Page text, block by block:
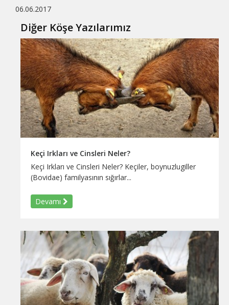
06.06.2017
Diğer Köşe Yazılarımız
Keçi Irkları ve Cinsleri Neler?
Keçi Irkları ve Cinsleri Neler? Keçiler, boynuzlugiller
(Bovidae) familyasının sığırlar...
Devamı